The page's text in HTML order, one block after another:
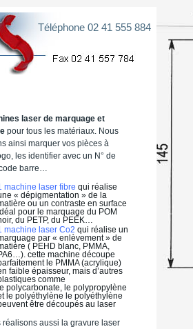
Téléphone 02 41 555 884
laser de marquage et
pour tous les matériaux. Nous
ainsi marquer vos pièces à
les identifier avec un N° de
barre…
machine laser fibre qui réalise
« dépigmentation » de la
ou un contraste en surface
pour le marquage du POM
du PETP, du PEEK…
machine laser Co2 qui réalise un
par « enlèvement » de
( PEHD blanc, PMMA,
cette machine découpe
le PMMA (acrylique)
faible épaisseur, mais d’autres
comme
le polycarbonate, le polypropylène
le polyéthylène le polyéthylène
être découpés au laser
réalisons aussi la gravure laser